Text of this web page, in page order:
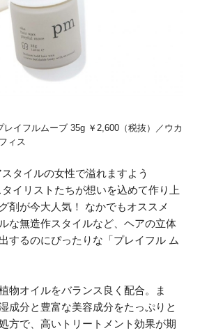
レイフルムーブ 35g ￥2,600（税抜）／ウカ
ィス
タイルの女性で溢れますよう
イリストたちが想いを込めて作り上
剤が今大人気！ なかでもオススメ
な無造作スタイルなど、ヘアの立体
するのにぴったりな「プレイフル ム
物オイルをバランス良く配合。ま
成分と豊富な美容成分をたっぷりと
方で、高いトリートメント効果が期